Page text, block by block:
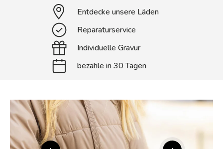
Entdecke unsere Läden
Reparaturservice
Individuelle Gravur
bezahle in 30 Tagen